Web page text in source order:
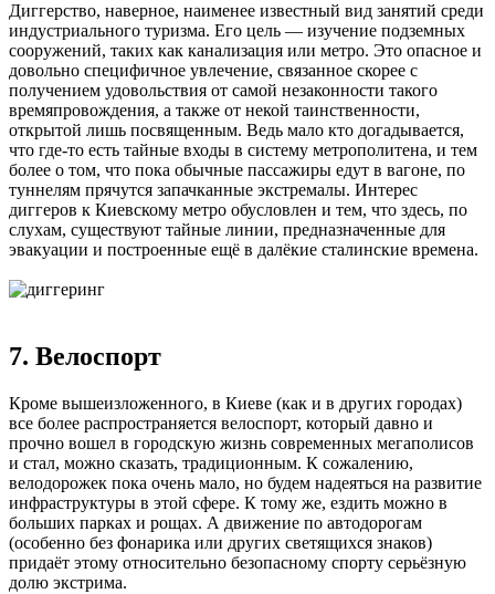
Диггерство, наверное, наименее известный вид занятий среди
индустриального туризма. Его цель — изучение подземных
сооружений, таких как канализация или метро. Это опасное и
довольно специфичное увлечение, связанное скорее с
получением удовольствия от самой незаконности такого
времяпровождения, а также от некой таинственности,
открытой лишь посвященным. Ведь мало кто догадывается,
что где-то есть тайные входы в систему метрополитена, и тем
более о том, что пока обычные пассажиры едут в вагоне, по
туннелям прячутся запачканные экстремалы. Интерес
диггеров к Киевскому метро обусловлен и тем, что здесь, по
слухам, существуют тайные линии, предназначенные для
эвакуации и построенные ещё в далёкие сталинские времена.
7. Велоспорт
Кроме вышеизложенного, в Киеве (как и в других городах)
все более распространяется велоспорт, который давно и
прочно вошел в городскую жизнь современных мегаполисов
и стал, можно сказать, традиционным. К сожалению,
велодорожек пока очень мало, но будем надеяться на развитие
инфраструктуры в этой сфере. К тому же, ездить можно в
больших парках и рощах. А движение по автодорогам
(особенно без фонарика или других светящихся знаков)
придаёт этому относительно безопасному спорту серьёзную
долю экстрима.